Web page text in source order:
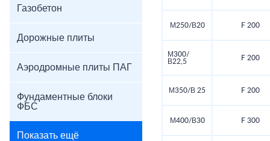
Газобетон
Дорожные плиты
Аэродромные плиты ПАГ
Фундаментные блоки
ФБС
Показать ещё
М250/В20 F 200
М300/
В22,5
F 200
М350/В 25 F 200
М400/В30 F 300